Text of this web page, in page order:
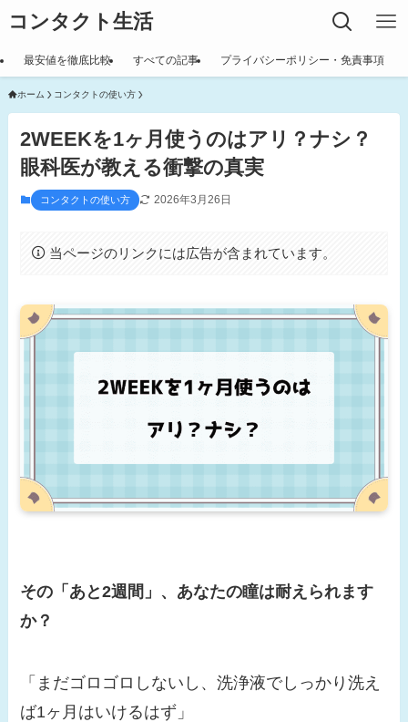
コンタクト生活
最安値を徹底比較 すべての記事 プライバシーポリシー・免責事項
ホーム コンタクトの使い方
2WEEKを1ヶ月使うのはアリ？ナシ？
眼科医が教える衝撃の真実
コンタクトの使い方 2026年3月26日
当ページのリンクには広告が含まれています。
その「あと2週間」、あなたの瞳は耐えられます
か？
「まだゴロゴロしないし、洗浄液でしっかり洗え
ば1ヶ月はいけるはず」